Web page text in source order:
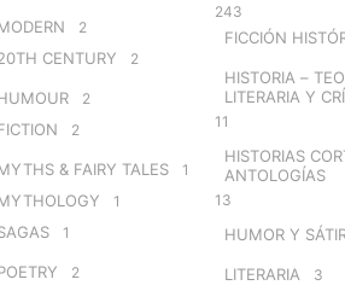
2
CENTURY 2
2
2
& FAIRY TALES 1
1
1
2
243
FICCIÓN
HISTORIA –
LITERARIA Y
11
HISTORIAS
ANTOLOGÍAS
13
HUMOR Y
LITERARIA 3